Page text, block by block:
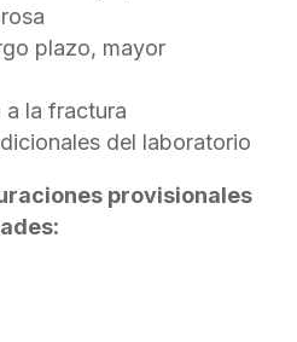
plazo, mayor
a la fractura
del laboratorio
provisionales